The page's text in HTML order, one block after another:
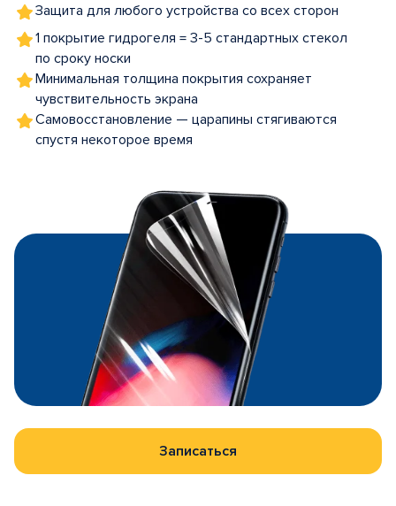
Защита для любого устройства со всех сторон
1 покрытие гидрогеля = 3-5 стандартных стекол
по сроку носки
Минимальная толщина покрытия сохраняет
чувствительность экрана
Самовосстановление — царапины стягиваются
спустя некоторое время
Записаться